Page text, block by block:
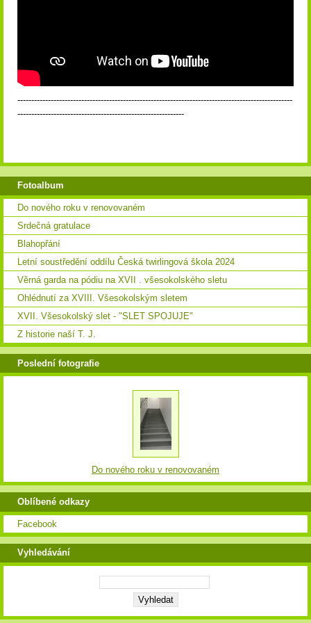
---------------------------------------------------------------------------------------------------
------------------------------------------------------------
Fotoalbum
Do nového roku v renovovaném
Srdečná gratulace
Blahopřání
Letní soustředění oddílu Česká twirlingová škola 2024
Věrná garda na pódiu na XVII . všesokolského sletu
Ohlédnutí za XVIII. Všesokolským sletem
XVII. Všesokolský slet - "SLET SPOJUJE"
Z historie naší T. J.
Poslední fotografie
Do nového roku v renovovaném
Oblíbené odkazy
Facebook
Vyhledávání